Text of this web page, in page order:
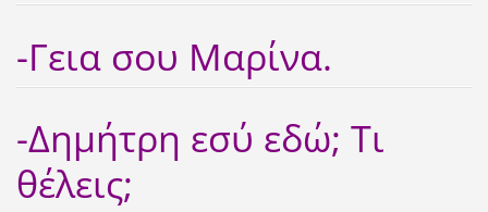
-Γεια σου Μαρίνα.
-Δημήτρη εσύ εδώ; Τι
θέλεις;